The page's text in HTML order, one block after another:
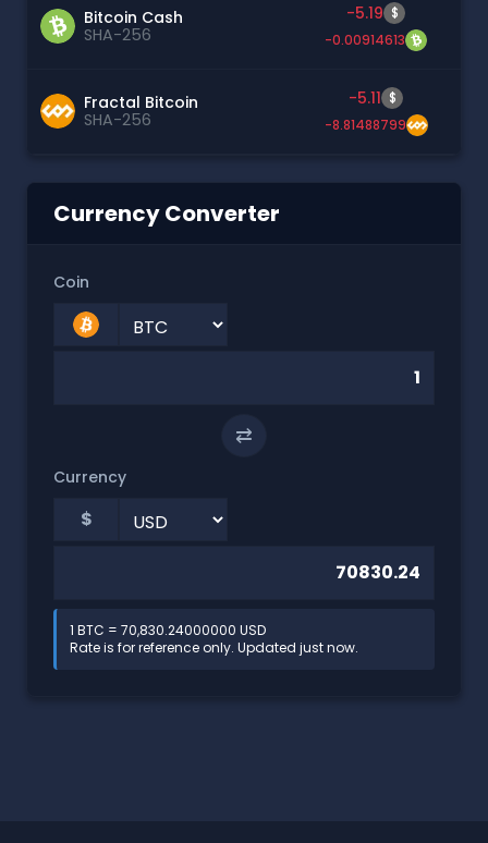
Bitcoin Cash
SHA-256
-5.19 $
-0.00914613
Fractal Bitcoin
SHA-256
-5.11 $
-8.81488799
Currency Converter
Coin
⇄
Currency
$
1 BTC = 70,830.24000000 USD
Rate is for reference only. Updated just now.